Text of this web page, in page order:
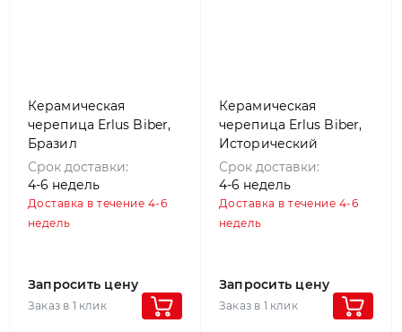
Керамическая
черепица Erlus Biber,
Бразил
Срок доставки:
4-6 недель
Доставка в течение 4-6
недель
Запросить цену
Заказ в 1 клик
Керамическая
черепица Erlus Biber,
Исторический
Срок доставки:
4-6 недель
Доставка в течение 4-6
недель
Запросить цену
Заказ в 1 клик